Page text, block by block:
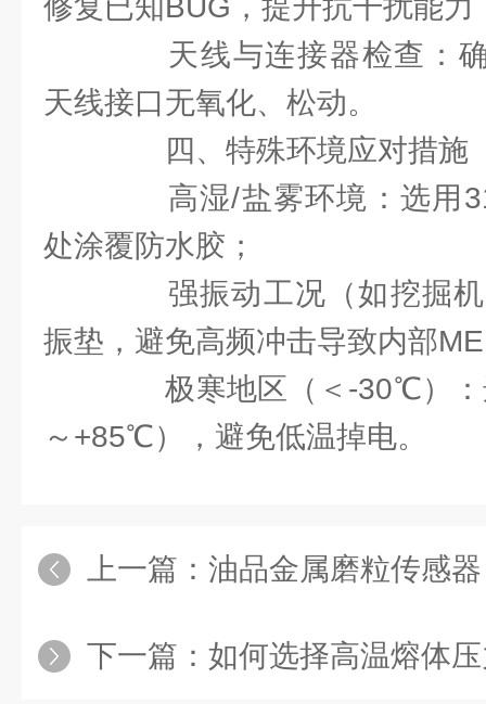
修复已知BUG，提升抗干扰能力
天线与连接器检查：确
天线接口无氧化、松动。
四、特殊环境应对措施
高湿/盐雾环境：选用
处涂覆防水胶；
强振动工况（如挖掘机
振垫，避免高频冲击导致内部
极寒地区（＜-30℃）：
～+85℃），避免低温掉电。
上一篇： 油品金属磨粒传感器：守住润滑
下一篇： 如何选择高温熔体